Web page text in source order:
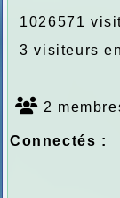
1026571
3 visiteurs
2
Connectés :